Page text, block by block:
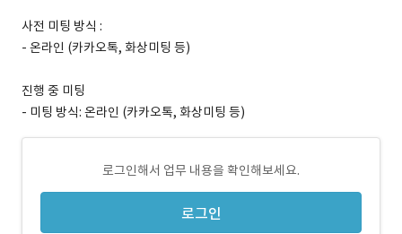
사전 미팅 방식 :
- 온라인 (카카오톡, 화상미팅 등)
진행 중 미팅
- 미팅 방식: 온라인 (카카오톡, 화상미팅 등)
로그인해서 업무 내용을 확인해보세요.
로그인